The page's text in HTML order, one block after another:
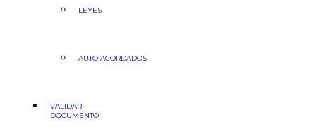
LEYES
AUTO ACORDADOS
VALIDAR
DOCUMENTO